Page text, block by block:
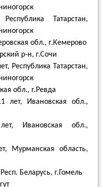
Татарстан,
обл., г.Кемерово
р-н, г.Сочи
Республика Татарстан,
обл., г.Ревда
лет, Ивановская обл.,
Ивановская обл.,
Мурманская область,
Беларусь, г.Гомель